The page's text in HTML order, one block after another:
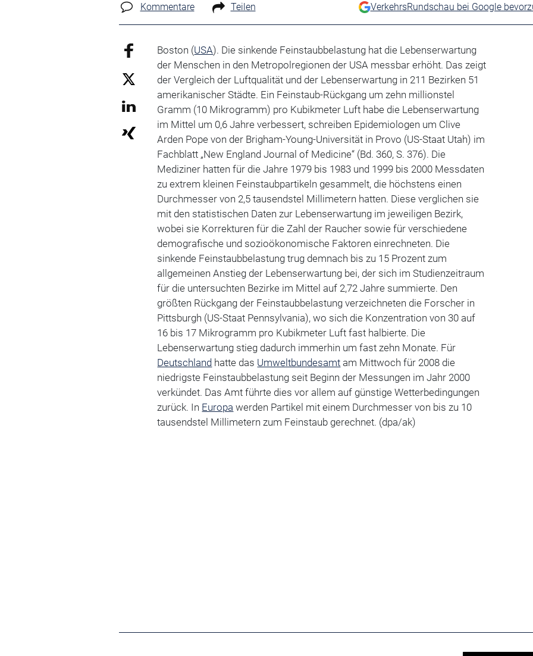
Kommentare Teilen VerkehrsRundschau bei Google
Boston (USA). Die sinkende Feinstaubbelastung hat die Lebenserwartung
der Menschen in den Metropolregionen der USA messbar erhöht. Das zeigt
der Vergleich der Luftqualität und der Lebenserwartung in 211 Bezirken 51
amerikanischer Städte. Ein Feinstaub-Rückgang um zehn millionstel
Gramm (10 Mikrogramm) pro Kubikmeter Luft habe die Lebenserwartung
im Mittel um 0,6 Jahre verbessert, schreiben Epidemiologen um Clive
Arden Pope von der Brigham-Young-Universität in Provo (US-Staat Utah) im
Fachblatt „New England Journal of Medicine“ (Bd. 360, S. 376). Die
Mediziner hatten für die Jahre 1979 bis 1983 und 1999 bis 2000 Messdaten
zu extrem kleinen Feinstaubpartikeln gesammelt, die höchstens einen
Durchmesser von 2,5 tausendstel Millimetern hatten. Diese verglichen sie
mit den statistischen Daten zur Lebenserwartung im jeweiligen Bezirk,
wobei sie Korrekturen für die Zahl der Raucher sowie für verschiedene
demografische und sozioökonomische Faktoren einrechneten. Die
sinkende Feinstaubbelastung trug demnach bis zu 15 Prozent zum
allgemeinen Anstieg der Lebenserwartung bei, der sich im Studienzeitraum
für die untersuchten Bezirke im Mittel auf 2,72 Jahre summierte. Den
größten Rückgang der Feinstaubbelastung verzeichneten die Forscher in
Pittsburgh (US-Staat Pennsylvania), wo sich die Konzentration von 30 auf
16 bis 17 Mikrogramm pro Kubikmeter Luft fast halbierte. Die
Lebenserwartung stieg dadurch immerhin um fast zehn Monate. Für
Deutschland hatte das Umweltbundesamt am Mittwoch für 2008 die
niedrigste Feinstaubbelastung seit Beginn der Messungen im Jahr 2000
verkündet. Das Amt führte dies vor allem auf günstige Wetterbedingungen
zurück. In Europa werden Partikel mit einem Durchmesser von bis zu 10
tausendstel Millimetern zum Feinstaub gerechnet. (dpa/ak)